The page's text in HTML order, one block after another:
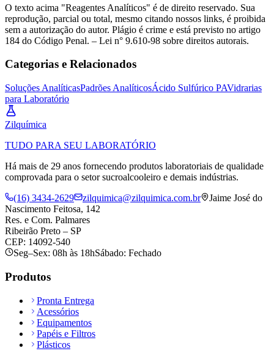
O texto acima "Reagentes Analíticos" é de direito reservado. Sua
reprodução, parcial ou total, mesmo citando nossos links, é proibida
sem a autorização do autor. Plágio é crime e está previsto no artigo
184 do Código Penal. – Lei n° 9.610-98 sobre direitos autorais.
Categorias e Relacionados
Soluções AnalíticasPadrões AnalíticosÁcido Sulfúrico PAVidrarias
para Laboratório
Zilquímica
TUDO PARA SEU LABORATÓRIO
Há mais de 29 anos fornecendo produtos laboratoriais de qualidade
comprovada para o setor sucroalcooleiro e demais indústrias.
(16) 3434-2629
zilquimica@zilquimica.com.br
Jaime José do
Nascimento Feitosa, 142
Res. e Com. Palmares
Ribeirão Preto – SP
CEP: 14092-540
Seg–Sex: 08h às 18hSábado: Fechado
Produtos
Pronta Entrega
Acessórios
Equipamentos
Papéis e Filtros
Plásticos